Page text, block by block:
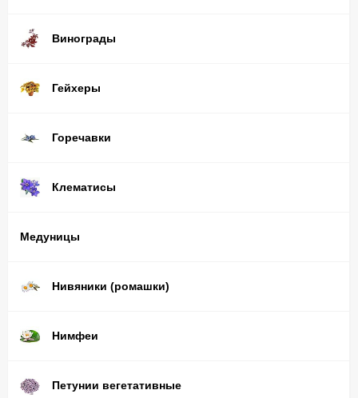
Винограды
Гейхеры
Горечавки
Клематисы
Медуницы
Нивяники (ромашки)
Нимфеи
Петунии вегетативные